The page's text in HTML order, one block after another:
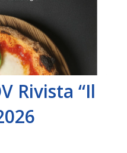
Rivista “Il